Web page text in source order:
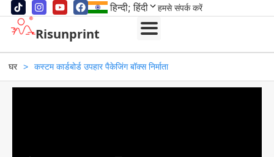
हिन्दी; हिंदी हमसे संपर्क करें
Risunprint
घर > कस्टम कार्डबोर्ड उपहार पैकेजिंग बॉक्स निर्माता